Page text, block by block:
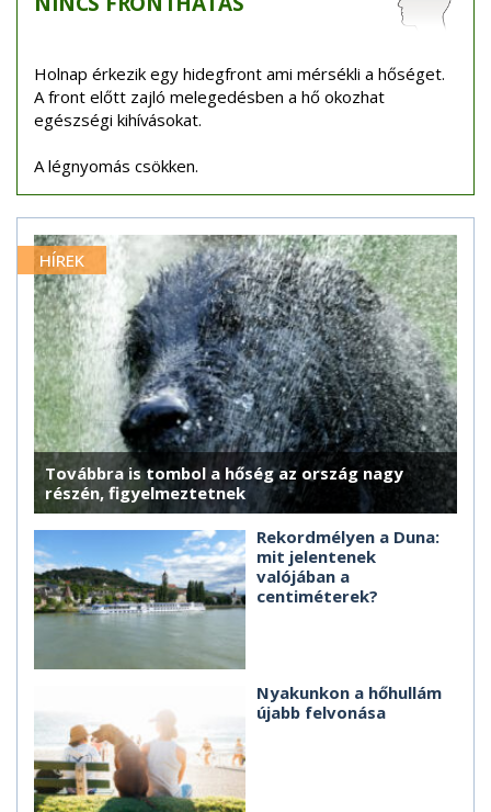
Holnap érkezik egy hidegfront ami mérsékli a hőséget.
A front előtt zajló melegedésben a hő okozhat
egészségi kihívásokat.
A légnyomás csökken.
HÍREK
Továbbra is tombol a hőség az ország nagy
részén, figyelmeztetnek
Rekordmélyen a Duna:
mit jelentenek
valójában a
centiméterek?
Nyakunkon a hőhullám
újabb felvonása